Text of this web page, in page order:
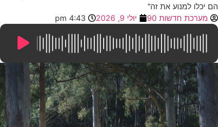
הם יכלו למנוע את זה"
מערכת חדשות 90
יולי 9, 2026 4:43 pm
0:00
/
8:23